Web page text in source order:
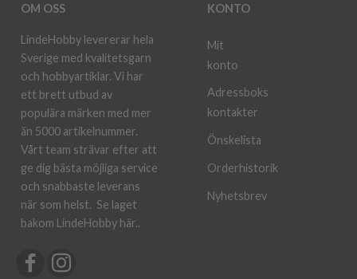
OM OSS
LindeHobby levererar hela
Sverige med kvalitetsgarn
och hobbyartiklar. Vi har
ett brett utbud av
populära märken med mer
än 5000 artikelnummer.
Vårt team strävar efter att
ge dig bästa möjliga service
och snabbaste leverans
när som helst. Se laget
bakom LindeHobby här..
KONTO
Mit
konto
Adressboks
kontakter
Önskelista
Orderhistorik
Nyhetsbrev